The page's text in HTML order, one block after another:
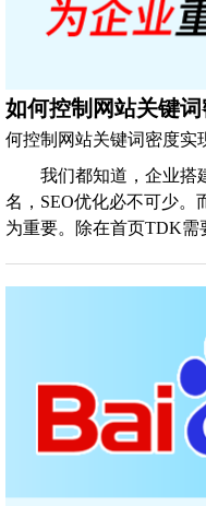
如何控制网站关键
何控制网站关键词密度实
我们都知道，企业搭
名，SEO优化必不可少。
为重要。除在首页TDK需